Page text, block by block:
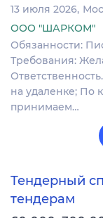
13 июля 2026
ООО "ШАРКОМ"
Обязанности:
Требования:
на удаленке; По
принимаем…
Тендерный
тендерам